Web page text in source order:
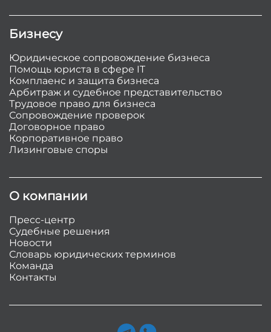
Бизнесу
Юридическое сопровождение бизнеса
Помощь юриста в сфере IT
Комплаенс и защита бизнеса
Арбитраж и судебное представительство
Трудовое право для бизнеса
Сопровождение проверок
Договорное право
Корпоративное право
Лизинговые споры
О компании
Пресс-центр
Судебные решения
Новости
Словарь юридических терминов
Команда
Контакты